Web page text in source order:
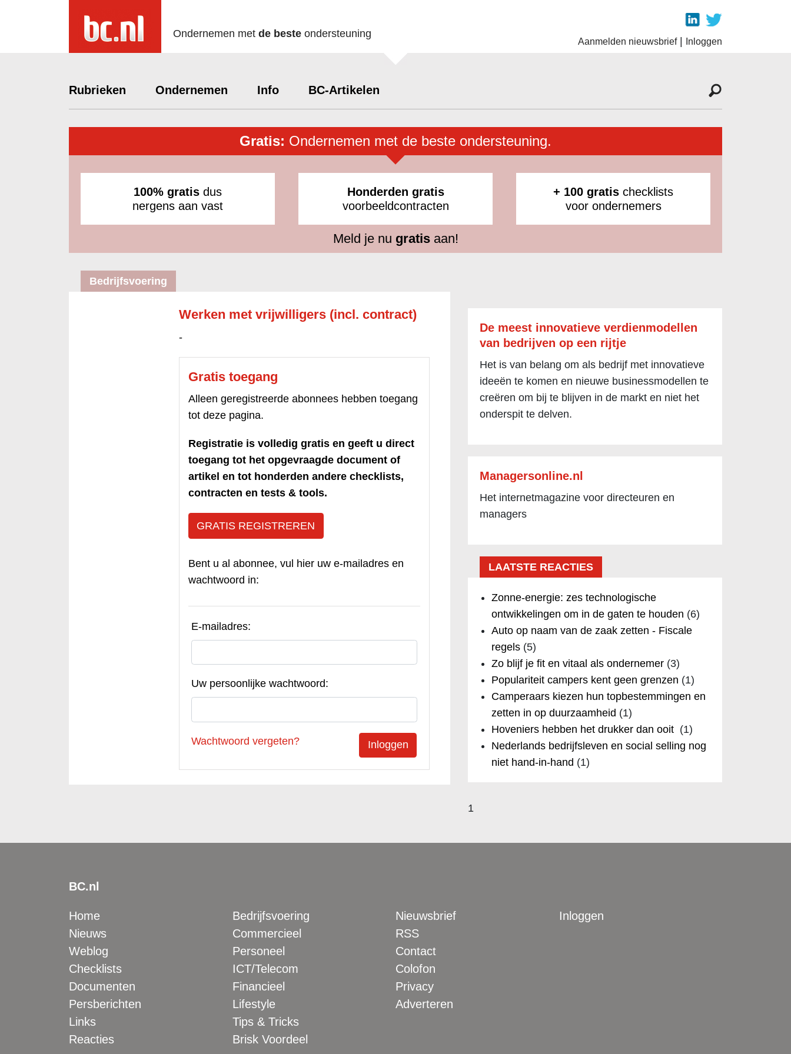
Ondernemen met de beste ondersteuning
Aanmelden nieuwsbrief| Inloggen
Rubrieken Ondernemen Info BC-Artikelen
Gratis: Ondernemen met de beste ondersteuning.
100% gratis dus
nergens aan vast
Honderden gratis
voorbeeldcontracten
+ 100 gratis checklists
voor ondernemers
Meld je nu gratisaan!
Bedrijfsvoering
Werken met vrijwilligers (incl. contract)
-
Gratis toegang
Alleen geregistreerde abonnees hebben toegang
tot deze pagina.
Registratie is volledig gratis en geeft u direct
toegang tot het opgevraagde document of
artikel en tot honderden andere checklists,
contracten en tests & tools.
GRATIS REGISTREREN
Bent u al abonnee, vul hier uw e-mailadres en
wachtwoord in:
E-mailadres:
Uw persoonlijke wachtwoord:
Wachtwoord vergeten?
De meest innovatieve verdienmodellen
van bedrijven op een rijtje
Het is van belang om als bedrijf met innovatieve
ideeën te komen en nieuwe businessmodellen te
creëren om bij te blijven in de markt en niet het
onderspit te delven.
Managersonline.nl
Het internetmagazine voor directeuren en
managers
LAATSTE REACTIES
Zonne-energie: zes technologische
ontwikkelingen om in de gaten te houden (6)
Auto op naam van de zaak zetten - Fiscale
regels(5)
Zo blijf je fit en vitaal als ondernemer(3)
Populariteit campers kent geen grenzen (1)
Camperaars kiezen hun topbestemmingen en
zetten in op duurzaamheid (1)
Hoveniers hebben het drukker dan ooit (1)
Nederlands bedrijfsleven en social selling nog
niet hand-in-hand (1)
1
BC.nl
Home
Nieuws
Weblog
Checklists
Documenten
Persberichten
Links
Reacties
Bedrijfsvoering
Commercieel
Personeel
ICT/Telecom
Financieel
Lifestyle
Tips & Tricks
Brisk Voordeel
Nieuwsbrief
RSS
Contact
Colofon
Privacy
Adverteren
Inloggen